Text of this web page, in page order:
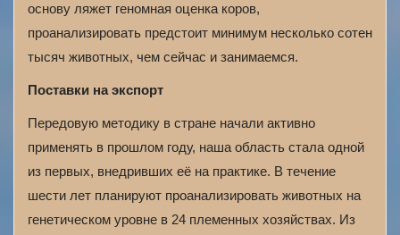
основу ляжет геномная оценка коров,
проанализировать предстоит минимум несколько сотен
тысяч животных, чем сейчас и занимаемся.
Поставки на экспорт
Передовую методику в стране начали активно
применять в прошлом году, наша область стала одной
из первых, внедривших её на практике. В течение
шести лет планируют проанализировать животных на
генетическом уровне в 24 племенных хозяйствах. Из